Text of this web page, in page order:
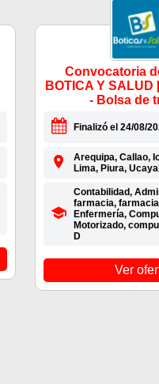
Convocatoria
BOTICA Y SALUD
- Bolsa de
Finalizó el 24/08/
Arequipa, Callao,
Lima, Piura,
Contabilidad,
farmacia,
Enfermería,
Motorizado,
D
Ver